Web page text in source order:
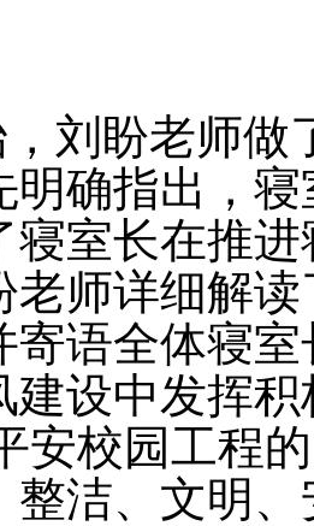
刘盼老师做
明确指出，
寝室长在推
老师详细解
寄语全体寝
建设中发挥
安校园工程
整洁、文明